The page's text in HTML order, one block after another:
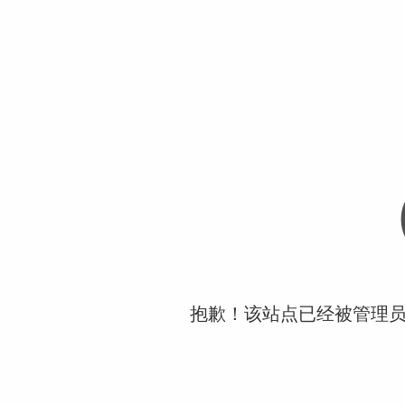
抱歉！该站点已经被管理